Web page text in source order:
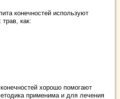
конечностей используют
трав, как:
хорошо помогают
применима и для лечения